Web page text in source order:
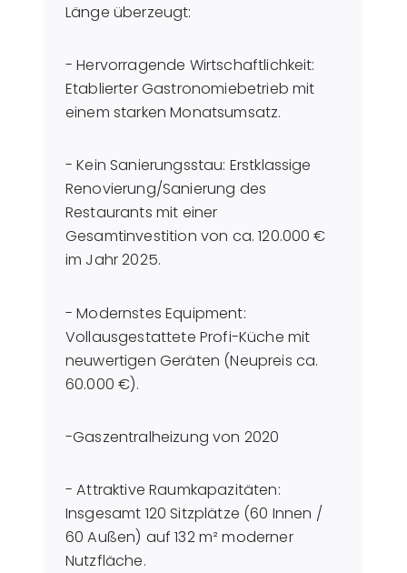
Länge überzeugt:
- Hervorragende Wirtschaftlichkeit:
Etablierter Gastronomiebetrieb mit
einem starken Monatsumsatz.
- Kein Sanierungsstau: Erstklassige
Renovierung/Sanierung des
Restaurants mit einer
Gesamtinvestition von ca. 120.000 €
im Jahr 2025.
- Modernstes Equipment:
Vollausgestattete Profi-Küche mit
neuwertigen Geräten (Neupreis ca.
60.000 €).
-Gaszentralheizung von 2020
- Attraktive Raumkapazitäten:
Insgesamt 120 Sitzplätze (60 Innen /
60 Außen) auf 132 m² moderner
Nutzfläche.